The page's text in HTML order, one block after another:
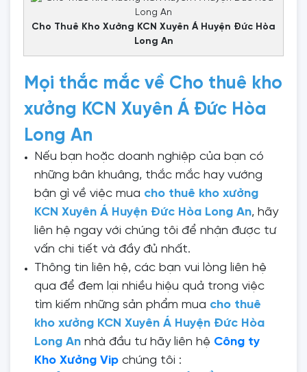
Cho Thuê Kho Xưởng KCN Xuyên Á Huyện Đức Hòa
Long An
Mọi thắc mắc về Cho thuê kho
xưởng KCN Xuyên Á Đức Hòa
Long An
Nếu bạn hoặc doanh nghiệp của bạn có
những bân khuâng, thắc mắc hay vướng
bận gì về việc mua cho thuê kho xưởng
KCN Xuyên Á Huyện Đức Hòa Long An, hãy
liên hệ ngay với chúng tôi để nhận được tư
vấn chi tiết và đầy đủ nhất.
Thông tin liên hệ, các bạn vui lòng liên hệ
qua để đem lại nhiều hiệu quả trong việc
tìm kiếm những sản phẩm mua cho thuê
kho xưởng KCN Xuyên Á Huyện Đức Hòa
Long An nhà đầu tư hãy liên hệ Công ty
Kho Xưởng Vip chúng tôi :